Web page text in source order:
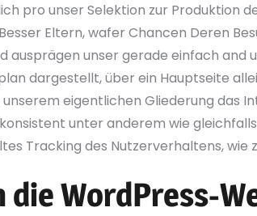
pro unser Selektion zur Produktion
Eltern, wafer Chancen Deren
ausprägen unser gerade einfach and
dargestellt, über ein Hauptseite
eigentlichen Gliederung das
unter anderem wie
Tracking des Nutzerverhaltens, wie
die WordPress-